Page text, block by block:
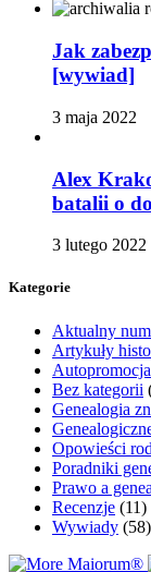
Jak
[wywiad]
3 maja 2022
Alex
batalii o
3 lutego 2022
Kategorie
Aktualny
Artykuły
Autopromocja
Bez kategorii
Genealogia
Opowieści
Poradniki
Prawo a
Recenzje (11)
Wywiady (58)